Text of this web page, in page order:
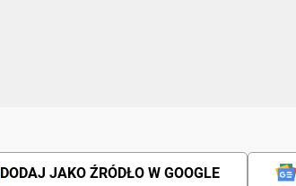
DODAJ JAKO ŹRÓDŁO W GOOGLE